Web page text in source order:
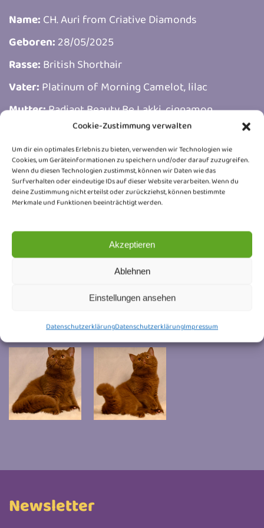
Cookie-Zustimmung verwalten
Um dir ein optimales Erlebnis zu bieten, verwenden wir Technologien wie
Cookies, um Geräteinformationen zu speichern und/oder darauf zuzugreifen.
Wenn du diesen Technologien zustimmst, können wir Daten wie das
Surfverhalten oder eindeutige IDs auf dieser Website verarbeiten. Wenn du
deine Zustimmung nicht erteilst oder zurückziehst, können bestimmte
Merkmale und Funktionen beeinträchtigt werden.
Akzeptieren
Ablehnen
Einstellungen ansehen
DatenschutzerklärungDatenschutzerklärungImpressum
Name: CH. Auri from Criative Diamonds
Geboren: 28/05/2025
Rasse: British Shorthair
Vater: Platinum of Morning Camelot, lilac
Mutter:Radiant Beauty Be Lakki, cinnamon
cinnamon
Blutgruppe:B
PKD-Test:negativ (Gentest) sowie Schall vom
16.05.2026 - Dr. Miedler
Miedler)
FelV und FIV-Test:negativ
Newsletter